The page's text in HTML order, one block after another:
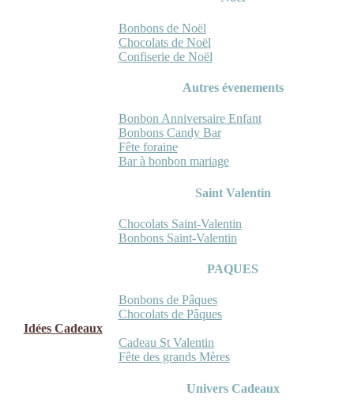
Bonbons de Noël
Chocolats de Noël
Confiserie de Noël
Autres évenements
Bonbon Anniversaire Enfant
Bonbons Candy Bar
Fête foraine
Bar à bonbon mariage
Saint Valentin
Chocolats Saint-Valentin
Bonbons Saint-Valentin
PAQUES
Bonbons de Pâques
Chocolats de Pâques
Idées Cadeaux
Cadeau St Valentin
Fête des grands Mères
Univers Cadeaux